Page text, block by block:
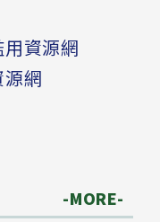
資源網
網
-MORE-